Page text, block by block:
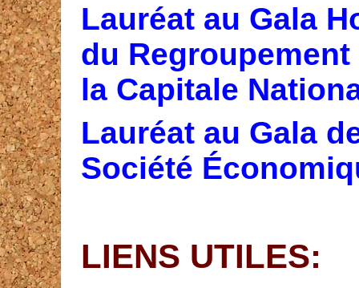
Lauréat au Gala
du
la Capitale
Lauréat au Gala
Société
LIENS UTILES: